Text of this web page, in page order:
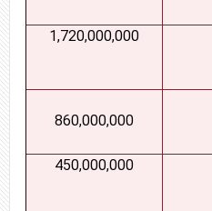
1,720,000,000
860,000,000
450,000,000